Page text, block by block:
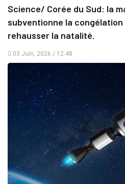
Science/ Corée du Sud: la
subventionne la
rehausser la natalité.
03 Juin, 2026 / 12:48